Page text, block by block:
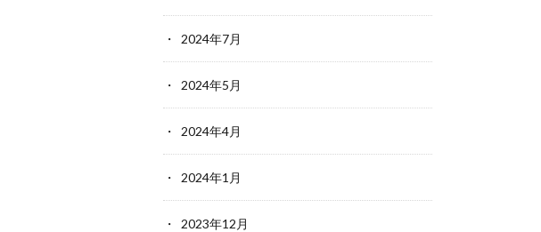
2024年7月
2024年5月
2024年4月
2024年1月
2023年12月